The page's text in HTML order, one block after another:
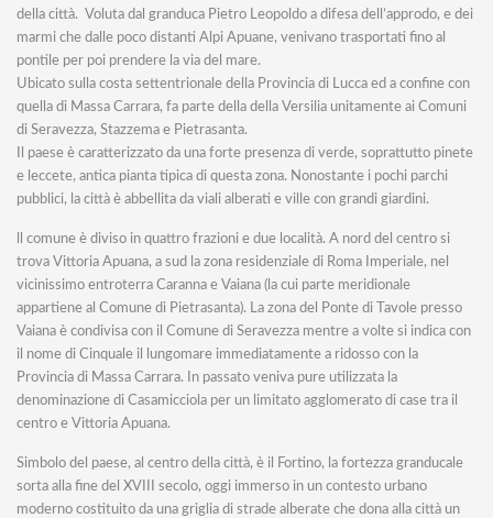
della città. Voluta dal granduca Pietro Leopoldo a difesa dell’approdo, e dei
marmi che dalle poco distanti Alpi Apuane, venivano trasportati fino al
pontile per poi prendere la via del mare.
Ubicato sulla costa settentrionale della Provincia di Lucca ed a confine con
quella di Massa Carrara, fa parte della della Versilia unitamente ai Comuni
di Seravezza, Stazzema e Pietrasanta.
Il paese è caratterizzato da una forte presenza di verde, soprattutto pinete
e leccete, antica pianta tipica di questa zona. Nonostante i pochi parchi
pubblici, la città è abbellita da viali alberati e ville con grandi giardini.
ll comune è diviso in quattro frazioni e due località. A nord del centro si
trova Vittoria Apuana, a sud la zona residenziale di Roma Imperiale, nel
vicinissimo entroterra Caranna e Vaiana (la cui parte meridionale
appartiene al Comune di Pietrasanta). La zona del Ponte di Tavole presso
Vaiana è condivisa con il Comune di Seravezza mentre a volte si indica con
il nome di Cinquale il lungomare immediatamente a ridosso con la
Provincia di Massa Carrara. In passato veniva pure utilizzata la
denominazione di Casamicciola per un limitato agglomerato di case tra il
centro e Vittoria Apuana.
Simbolo del paese, al centro della città, è il Fortino, la fortezza granducale
sorta alla fine del XVIII secolo, oggi immerso in un contesto urbano
moderno costituito da una griglia di strade alberate che dona alla città un